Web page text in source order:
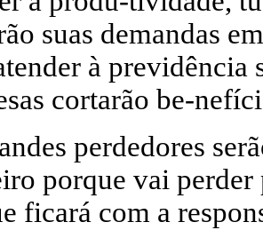
suas demandas
à
cortarão be-
perdedores
porque vai perder
ficará com a